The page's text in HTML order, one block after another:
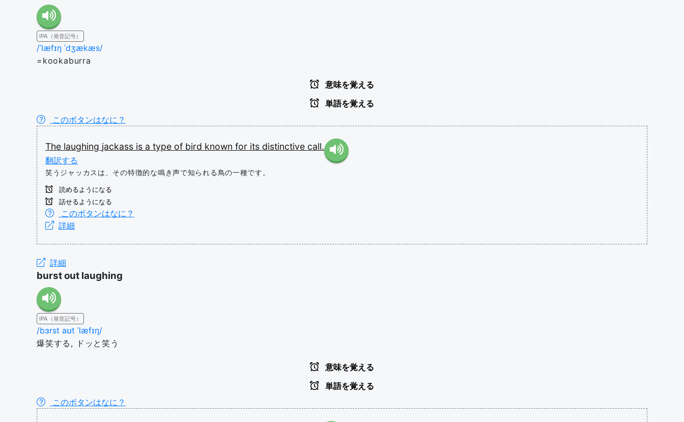
IPA（発音記号）
/ˈlæfɪŋ ˈdʒækæs/
=kookaburra
意味を覚える
単語を覚える
このボタンはなに？
The laughing jackass is a type of bird known for its distinctive call.
翻訳する
笑うジャッカスは、その特徴的な鳴き声で知られる鳥の一種です。
読めるようになる
話せるようになる
このボタンはなに？
詳細
詳細
burst out laughing
IPA（発音記号）
/bɜrst aʊt ˈlæfɪŋ/
爆笑する, ドッと笑う
意味を覚える
単語を覚える
このボタンはなに？